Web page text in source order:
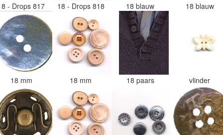
- Drops 817 18 - Drops 818 18 blauw 18 blauw
18 mm 18 mm 18 paars vlinder